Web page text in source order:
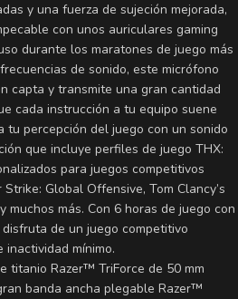
y una fuerza de sujeción mejorada,
con unos auriculares gaming
durante los maratones de juego más
de sonido, este micrófono
capta y transmite una gran cantidad
cada instrucción a tu equipo suene
tu percepción del juego con un sonido
que incluye perfiles de juego THX:
para juegos competitivos
Global Offensive, Tom Clancy’s
muchos más. Con 6 horas de juego con
de un juego competitivo
mínimo.
titanio Razer™ TriForce de 50 mm
banda ancha plegable Razer™